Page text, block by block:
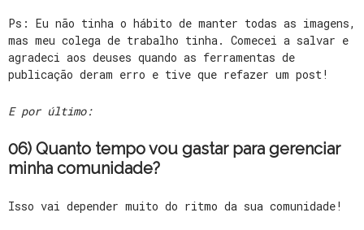
Ps: Eu não tinha o hábito de manter todas as imagens,
mas meu colega de trabalho tinha. Comecei a salvar e
agradeci aos deuses quando as ferramentas de
publicação deram erro e tive que refazer um post!
E por último:
06) Quanto tempo vou gastar para gerenciar
minha comunidade?
Isso vai depender muito do ritmo da sua comunidade!